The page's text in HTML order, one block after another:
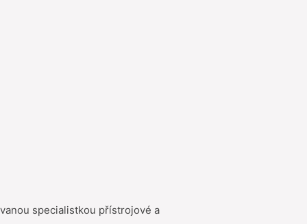
specialistkou přístrojové a